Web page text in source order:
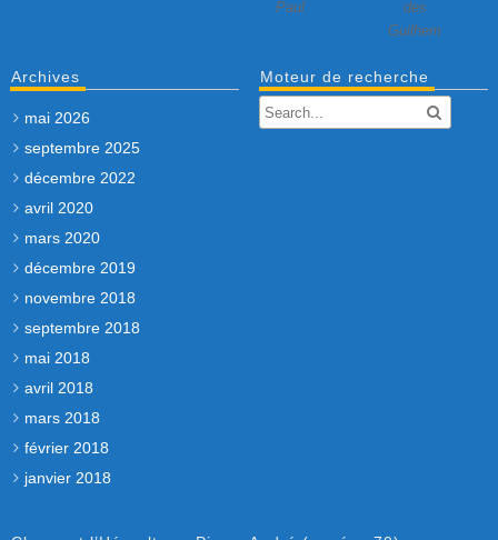
Paul
des
Guilhem
Archives
mai 2026
septembre 2025
décembre 2022
avril 2020
mars 2020
décembre 2019
novembre 2018
septembre 2018
mai 2018
avril 2018
mars 2018
février 2018
janvier 2018
Moteur de recherche